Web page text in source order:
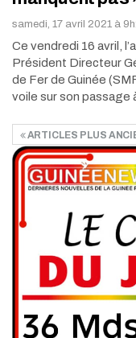
samedi, 17 avril 2021 à
Ce vendredi 16 avril,
Président Directeur
de Fer de Guinée
voile sur son passage
ARTICLES PLUS